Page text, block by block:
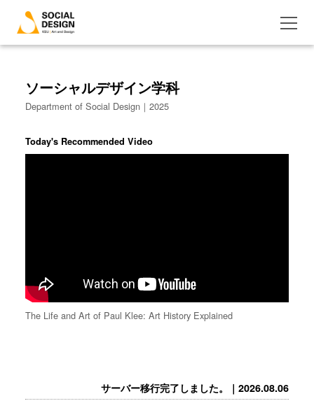
ソーシャルデザイン学科
Department of Social Design｜2025
Today's Recommended Video
The Life and Art of Paul Klee: Art History Explained
サーバー移行完了しました。｜2026.08.06